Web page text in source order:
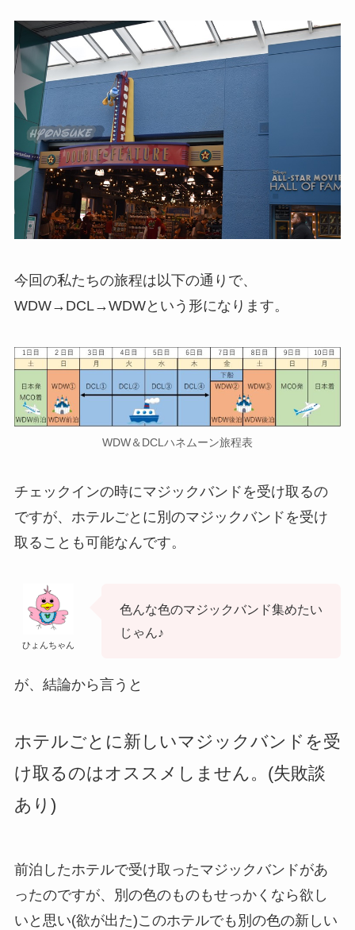
今回の私たちの旅程は以下の通りで、
WDW→DCL→WDWという形になります。
WDW＆DCLハネムーン旅程表
チェックインの時にマジックバンドを受け取るの
ですが、 ホテルごとに別のマジックバンドを受け
取ることも可能なんです。
ひょんちゃん
色んな色のマジックバンド集めたい
じゃん♪
が、結論から言うと
ホテルごとに新しいマジックバンドを受
け取るのはオススメしません。 (失敗談
あり)
前泊したホテルで受け取ったマジックバンドがあ
ったのですが、別の色のものもせっかくなら欲し
いと思い(欲が出た)このホテルでも別の色の新しい